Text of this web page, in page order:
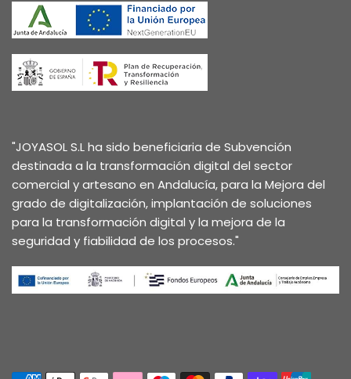
"JOYASOL S.L ha sido beneficiaria de Subvención
destinada a la transformación digital del sector
comercial y artesano en Andalucía, para la Mejora del
grado de digitalización, implantación de soluciones
para la transformación digital y la mejora de la
seguridad y fiabilidad de los procesos."